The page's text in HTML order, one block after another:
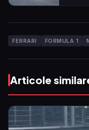
FERRARI FORMULA 1
Articole